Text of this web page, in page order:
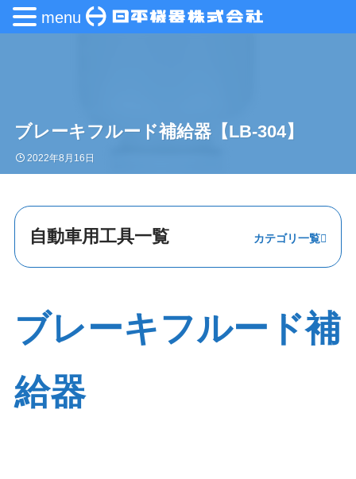
ブレーキフルード補給器【LB-304】
2022年8月16日
自動車用工具一覧
足回り
ブレーキ
ブレーキフルード補
給器
menu